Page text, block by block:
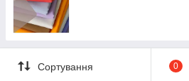
Сортування 0